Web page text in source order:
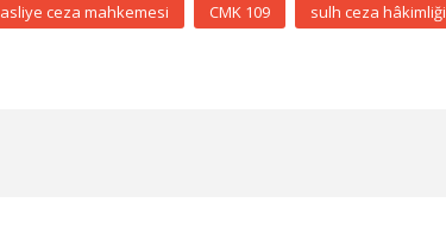
asliye ceza mahkemesi CMK 109
sulh ceza hâkimliği